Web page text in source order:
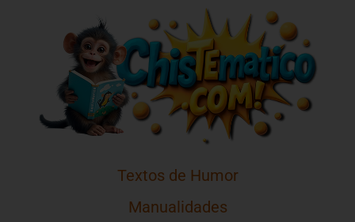
Textos de Humor
Manualidades